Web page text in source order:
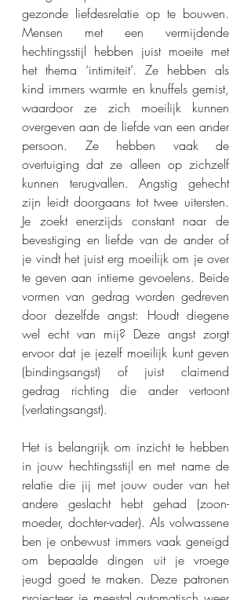
gezonde liefdesrelatie op te bouwen.
Mensen met een vermijdende
hechtingsstijl hebben juist moeite met
het thema ‘intimiteit’. Ze hebben als
kind immers warmte en knuffels gemist,
waardoor ze zich moeilijk kunnen
overgeven aan de liefde van een ander
persoon. Ze hebben vaak de
overtuiging dat ze alleen op zichzelf
kunnen terugvallen. Angstig gehecht
zijn leidt doorgaans tot twee uitersten.
Je zoekt enerzijds constant naar de
bevestiging en liefde van de ander of
je vindt het juist erg moeilijk om je over
te geven aan intieme gevoelens. Beide
vormen van gedrag worden gedreven
door dezelfde angst: Houdt diegene
wel echt van mij? Deze angst zorgt
ervoor dat je jezelf moeilijk kunt geven
(bindingsangst) of juist claimend
gedrag richting die ander vertoont
(verlatingsangst).
Het is belangrijk om inzicht te hebben
in jouw hechtingsstijl en met name de
relatie die jij met jouw ouder van het
andere geslacht hebt gehad (zoon-
moeder, dochter-vader). Als volwassene
ben je onbewust immers vaak geneigd
om bepaalde dingen uit je vroege
jeugd goed te maken. Deze patronen